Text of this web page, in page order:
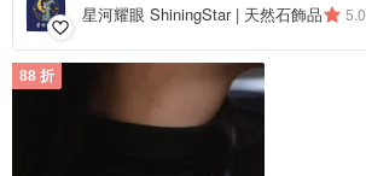
星河耀眼 ShiningStar | 天然石飾品 5.0
88 折